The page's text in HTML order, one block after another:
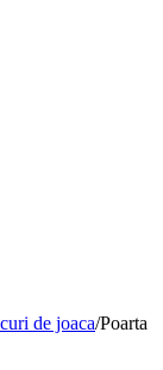
de joaca/Poarta